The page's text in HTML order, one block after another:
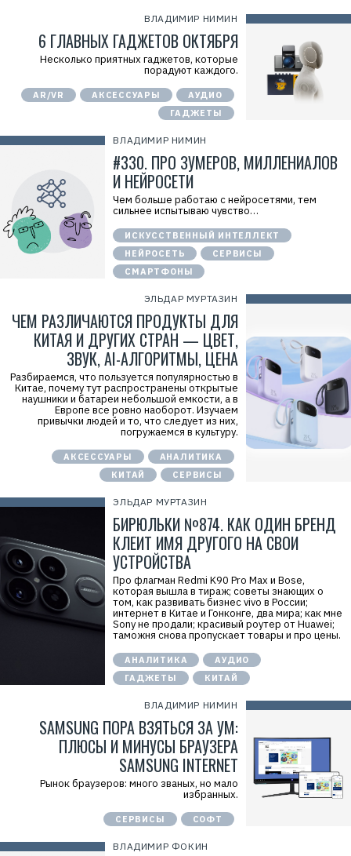
ВЛАДИМИР НИМИН
6 ГЛАВНЫХ ГАДЖЕТОВ ОКТЯБРЯ
Несколько приятных гаджетов, которые
порадуют каждого.
AR/VR АКСЕССУАРЫ
АУДИО
ГАДЖЕТЫ
ВЛАДИМИР НИМИН
#330. ПРО ЗУМЕРОВ, МИЛЛЕНИАЛОВ
И НЕЙРОСЕТИ
Чем больше работаю с нейросетями, тем
сильнее испытываю чувство…
ИСКУССТВЕННЫЙ ИНТЕЛЛЕКТ
НЕЙРОСЕТЬ
СЕРВИСЫ
СМАРТФОНЫ
ЭЛЬДАР МУРТАЗИН
ЧЕМ РАЗЛИЧАЮТСЯ ПРОДУКТЫ ДЛЯ
КИТАЯ И ДРУГИХ СТРАН — ЦВЕТ,
ЗВУК, AI-АЛГОРИТМЫ, ЦЕНА
Разбираемся, что пользуется популярностью в
Китае, почему тут распространены открытые
наушники и батареи небольшой емкости, а в
Европе все ровно наоборот. Изучаем
привычки людей и то, что следует из них,
погружаемся в культуру.
АКСЕССУАРЫ
АНАЛИТИКА
КИТАЙ
СЕРВИСЫ
ЭЛЬДАР МУРТАЗИН
БИРЮЛЬКИ №874. КАК ОДИН БРЕНД
КЛЕИТ ИМЯ ДРУГОГО НА СВОИ
УСТРОЙСТВА
Про флагман Redmi K90 Pro Max и Bose,
которая вышла в тираж; советы знающих о
том, как развивать бизнес vivo в России;
интернет в Китае и Гонконге, два мира; как мне
Sony не продали; красивый роутер от Huawei;
таможня снова пропускает товары и про цены.
АНАЛИТИКА
АУДИО
ГАДЖЕТЫ
КИТАЙ
ВЛАДИМИР НИМИН
SAMSUNG ПОРА ВЗЯТЬСЯ ЗА УМ:
ПЛЮСЫ И МИНУСЫ БРАУЗЕРА
SAMSUNG INTERNET
Рынок браузеров: много званых, но мало
избранных.
СЕРВИСЫ СОФТ
ВЛАДИМИР ФОКИН